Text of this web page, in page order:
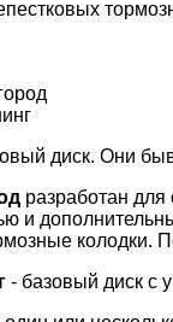
диск. Они
разработан
и
колодки.
- базовый диск с